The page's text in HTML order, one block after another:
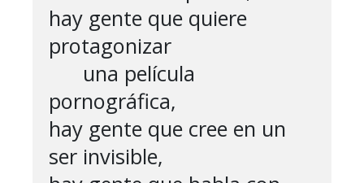
hay gente que quiere
protagonizar
una película
pornográfica,
hay gente que cree en un
ser invisible,